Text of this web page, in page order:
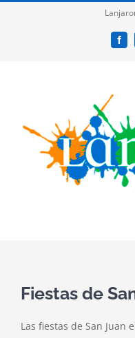
Fiestas de
Las fiestas de San